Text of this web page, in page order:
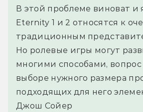
В этой проблеме виноват и
Eternity 1 и 2 относятся к
традиционным
Но ролевые игры могут
многими способами,
выборе нужного размера
подходящих для него
Джош Сойер